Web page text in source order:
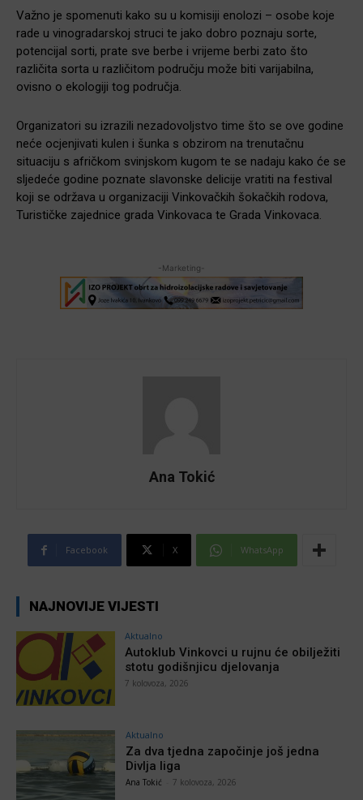
Važno je spomenuti kako su u komisiji enolozi – osobe koje
rade u vinogradarskoj struci te jako dobro poznaju sorte,
potencijal sorti, prate sve berbe i vrijeme berbi zato što
različita sorta u različitom području može biti varijabilna,
ovisno o ekologiji tog područja.
Organizatori su izrazili nezadovoljstvo time što se ove godine
neće ocjenjivati kulen i šunka s obzirom na trenutačnu
situaciju s afričkom svinjskom kugom te se nadaju kako će se
sljedeće godine poznate slavonske delicije vratiti na festival
koji se održava u organizaciji Vinkovačkih šokačkih rodova,
Turističke zajednice grada Vinkovaca te Grada Vinkovaca.
-Marketing-
Ana Tokić
Facebook X WhatsApp
NAJNOVIJE VIJESTI
Aktualno
Autoklub Vinkovci u rujnu će obilježiti
stotu godišnjicu djelovanja
7 kolovoza, 2026
Aktualno
Za dva tjedna započinje još jedna
Divlja liga
Ana Tokić 7 kolovoza, 2026